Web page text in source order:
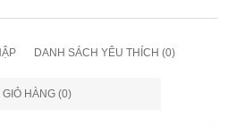
DANH SÁCH YÊU THÍCH (0)
GIỎ HÀNG (0)